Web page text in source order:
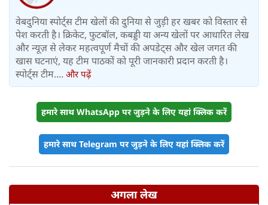
वेबदुनिया स्पोर्ट्स टीम खेलों की दुनिया से जुड़ी हर खबर को विस्तार से
पेश करती है। क्रिकेट, फुटबॉल, कबड्डी या अन्य खेलों पर आधारित लेख
और न्यूज़ से लेकर महत्वपूर्ण मैचों की अपडेट्स और खेल जगत की
खास घटनाएं, यह टीम पाठकों को पूरी जानकारी प्रदान करती है।
स्पोर्ट्स टीम.... और पढ़ें
हमारे साथ WhatsApp पर जुड़ने के लिए यहां क्लिक करें
हमारे साथ Telegram पर जुड़ने के लिए यहां क्लिक करें
अगला लेख